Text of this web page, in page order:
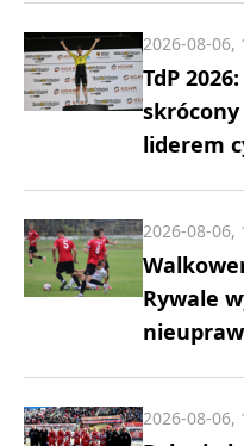
TdP
skrócony
liderem
2026-08-06,
Rywale
2026-08-06,
2026-08-06,